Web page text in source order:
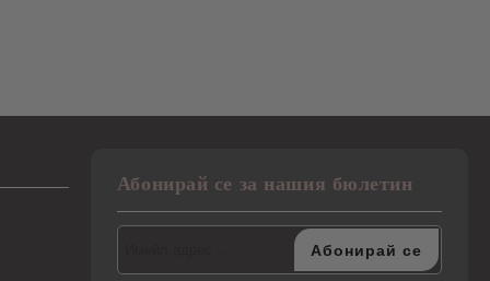
Абонирай се за нашия бюлетин